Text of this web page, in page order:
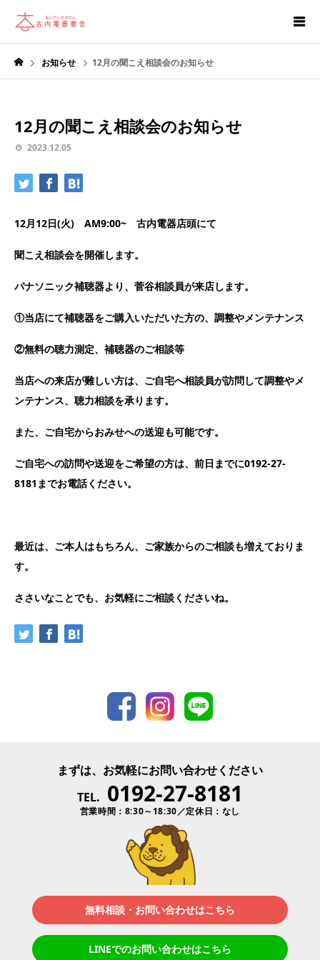
お知らせ 12月の聞こえ相談会のお知らせ
12月の聞こえ相談会のお知らせ
2023.12.05
12月12日(火) AM9:00~ 古内電器店頭にて
聞こえ相談会を開催します。
パナソニック補聴器より、菅谷相談員が来店します。
①当店にて補聴器をご購入いただいた方の、調整やメンテナンス
②無料の聴力測定、補聴器のご相談等
当店への来店が難しい方は、ご自宅へ相談員が訪問して調整やメ
ンテナンス、聴力相談を承ります。
また、ご自宅からおみせへの送迎も可能です。
ご自宅への訪問や送迎をご希望の方は、前日までに0192-27-
8181までお電話ください。
最近は、ご本人はもちろん、ご家族からのご相談も増えておりま
す。
ささいなことでも、お気軽にご相談くださいね。
まずは、お気軽にお問い合わせください
TEL. 0192-27-8181
営業時間：8:30～18:30／定休日：なし
無料相談・お問い合わせはこちら
LINEでのお問い合わせはこちら